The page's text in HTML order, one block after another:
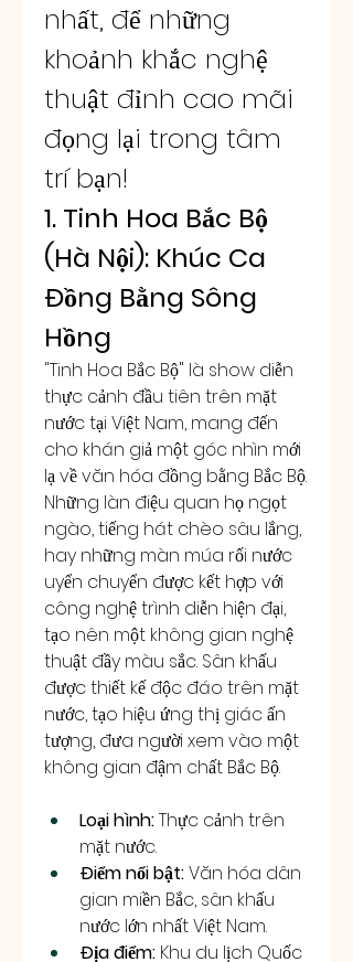
nhất, để những
khoảnh khắc nghệ
thuật đỉnh cao mãi
đọng lại trong tâm
trí bạn!
1. Tinh Hoa Bắc Bộ
(Hà Nội): Khúc Ca
Đồng Bằng Sông
Hồng
"Tinh Hoa Bắc Bộ" là show diễn
thực cảnh đầu tiên trên mặt
nước tại Việt Nam, mang đến
cho khán giả một góc nhìn mới
lạ về văn hóa đồng bằng Bắc Bộ.
Những làn điệu quan họ ngọt
ngào, tiếng hát chèo sâu lắng,
hay những màn múa rối nước
uyển chuyển được kết hợp với
công nghệ trình diễn hiện đại,
tạo nên một không gian nghệ
thuật đầy màu sắc. Sân khấu
được thiết kế độc đáo trên mặt
nước, tạo hiệu ứng thị giác ấn
tượng, đưa người xem vào một
không gian đậm chất Bắc Bộ.
Loại hình: Thực cảnh trên
mặt nước.
Điểm nổi bật: Văn hóa dân
gian miền Bắc, sân khấu
nước lớn nhất Việt Nam.
Địa điểm: Khu du lịch Quốc